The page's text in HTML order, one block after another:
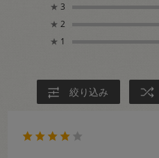
★ 3
★ 2
★ 1
絞り込み